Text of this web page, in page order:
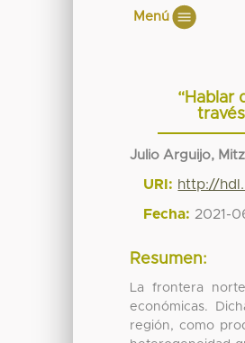
Menú
“Hablar
Julio Arguijo,
URI: http://
Fecha: 2021-
Resumen:
La frontera
económicas.
región, como